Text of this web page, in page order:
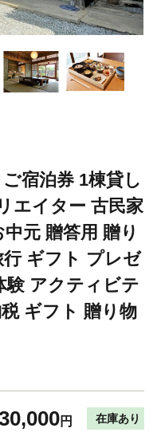
宿泊券 1棟貸し
エイター 古民家
元 贈答用 贈り
ギフト プレゼ
験 アクティビテ
ギフト 贈り物
円 在庫あり